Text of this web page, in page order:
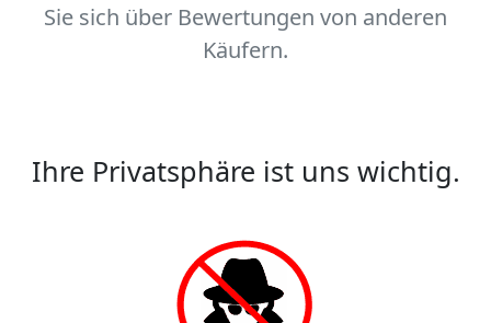
Sie sich über Bewertungen von anderen
Käufern.
Ihre Privatsphäre ist uns wichtig.